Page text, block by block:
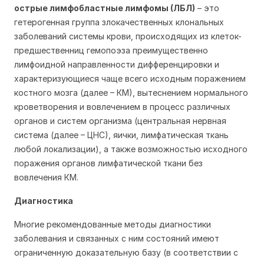
острые лимфобластные лимфомы (ЛБЛ) – это
гетерогенная группа злокачественных клональных
заболеваний системы крови, происходящих из клеток-
предшественниц гемопоэза преимущественно
лимфоидной направленности дифференцировки и
характеризующиеся чаще всего исходным поражением
костного мозга (далее – КМ), вытеснением нормального
кроветворения и вовлечением в процесс различных
органов и систем организма (центральная нервная
система (далее – ЦНС), яички, лимфатическая ткань
любой локализации), а также возможностью исходного
поражения органов лимфатической ткани без
вовлечения КМ.
Диагностика
Многие рекомендованные методы диагностики
заболевания и связанных с ним состояний имеют
ограниченную доказательную базу (в соответствии с